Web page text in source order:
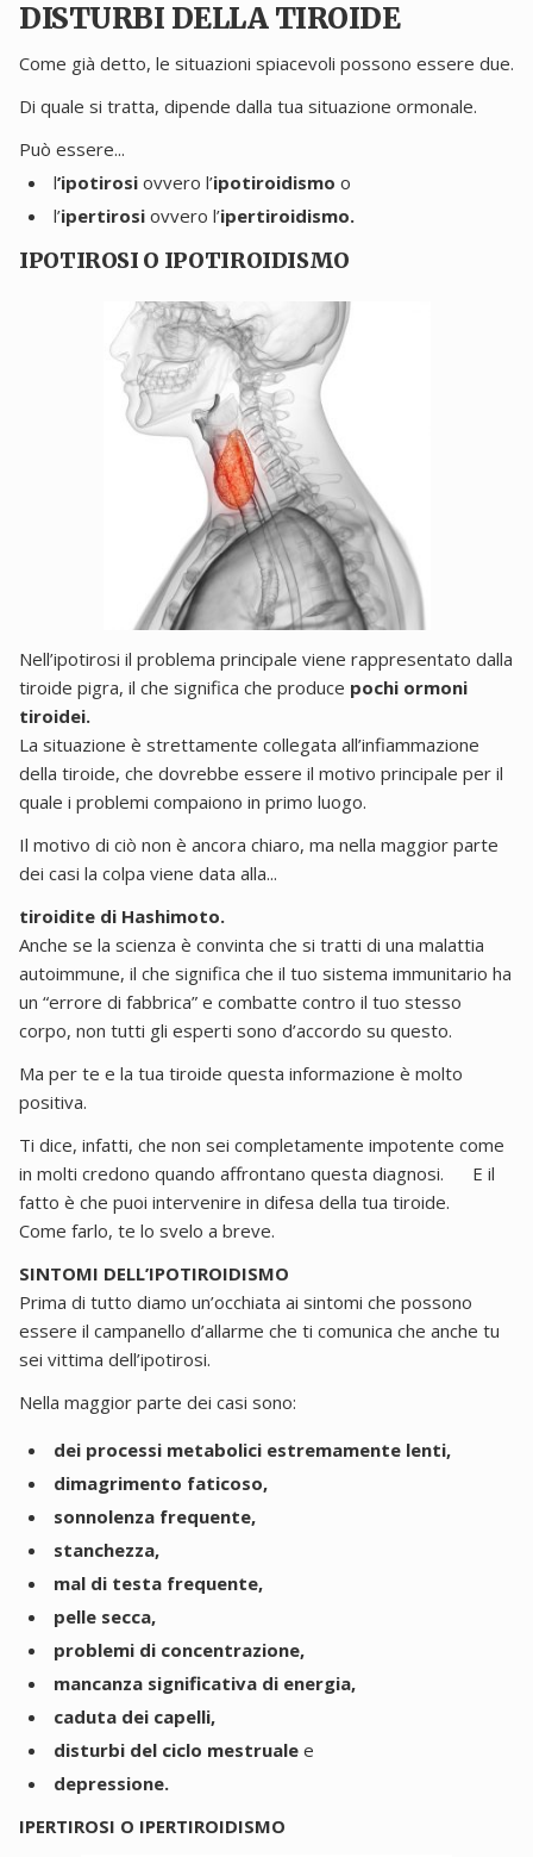
DISTURBI DELLA TIROIDE
Come già detto, le situazioni spiacevoli possono essere due.
Di quale si tratta, dipende dalla tua situazione ormonale.
Può essere...
l’ipotirosi ovvero l’ipotiroidismo o
l’ipertirosi ovvero l’ipertiroidismo.
IPOTIROSI O IPOTIROIDISMO
Nell’ipotirosi il problema principale viene rappresentato dalla
tiroide pigra, il che significa che produce pochi ormoni
tiroidei.
La situazione è strettamente collegata all’infiammazione
della tiroide, che dovrebbe essere il motivo principale per il
quale i problemi compaiono in primo luogo.
Il motivo di ciò non è ancora chiaro, ma nella maggior parte
dei casi la colpa viene data alla...
tiroidite di Hashimoto.
Anche se la scienza è convinta che si tratti di una malattia
autoimmune, il che significa che il tuo sistema immunitario ha
un “errore di fabbrica” e combatte contro il tuo stesso
corpo, non tutti gli esperti sono d’accordo su questo.
Ma per te e la tua tiroide questa informazione è molto
positiva.
Ti dice, infatti, che non sei completamente impotente come
in molti credono quando affrontano questa diagnosi.
E il
fatto è che puoi intervenire in difesa della tua tiroide.
Come farlo, te lo svelo a breve.
SINTOMI DELL’IPOTIROIDISMO
Prima di tutto diamo un’occhiata ai sintomi che possono
essere il campanello d’allarme che ti comunica che anche tu
sei vittima dell’ipotirosi.
Nella maggior parte dei casi sono:
dei processi metabolici estremamente lenti,
dimagrimento faticoso,
sonnolenza frequente,
stanchezza,
mal di testa frequente,
pelle secca,
problemi di concentrazione,
mancanza significativa di energia,
caduta dei capelli,
disturbi del ciclo mestruale e
depressione.
IPERTIROSI O IPERTIROIDISMO